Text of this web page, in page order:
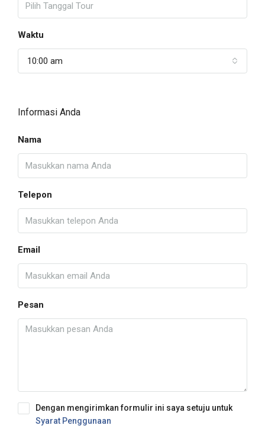
Waktu
10:00 am
Informasi Anda
Nama
Telepon
Email
Pesan
Dengan mengirimkan formulir ini saya setuju untuk
Syarat Penggunaan